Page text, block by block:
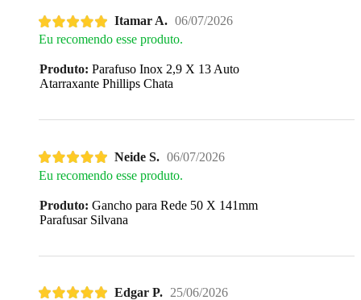
Itamar A. 06/07/2026
Eu recomendo esse produto.
Produto: Parafuso Inox 2,9 X 13 Auto
Atarraxante Phillips Chata
Neide S. 06/07/2026
Eu recomendo esse produto.
Produto: Gancho para Rede 50 X 141mm
Parafusar Silvana
Edgar P. 25/06/2026